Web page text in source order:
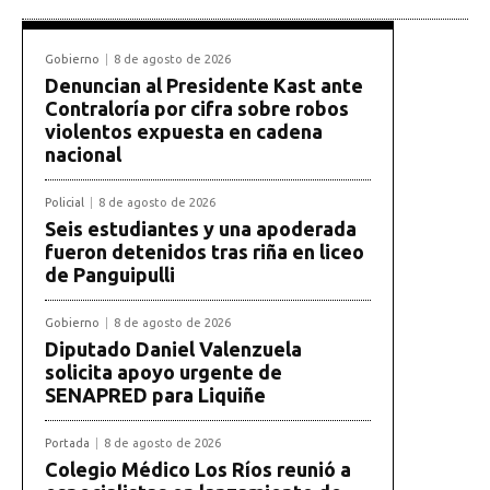
Gobierno 8 de agosto de 2026
Denuncian al Presidente Kast ante
Contraloría por cifra sobre robos
violentos expuesta en cadena
nacional
Policial 8 de agosto de 2026
Seis estudiantes y una apoderada
fueron detenidos tras riña en liceo
de Panguipulli
Gobierno 8 de agosto de 2026
Diputado Daniel Valenzuela
solicita apoyo urgente de
SENAPRED para Liquiñe
Portada 8 de agosto de 2026
Colegio Médico Los Ríos reunió a